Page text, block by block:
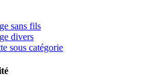
sans fils
divers
sous catégorie